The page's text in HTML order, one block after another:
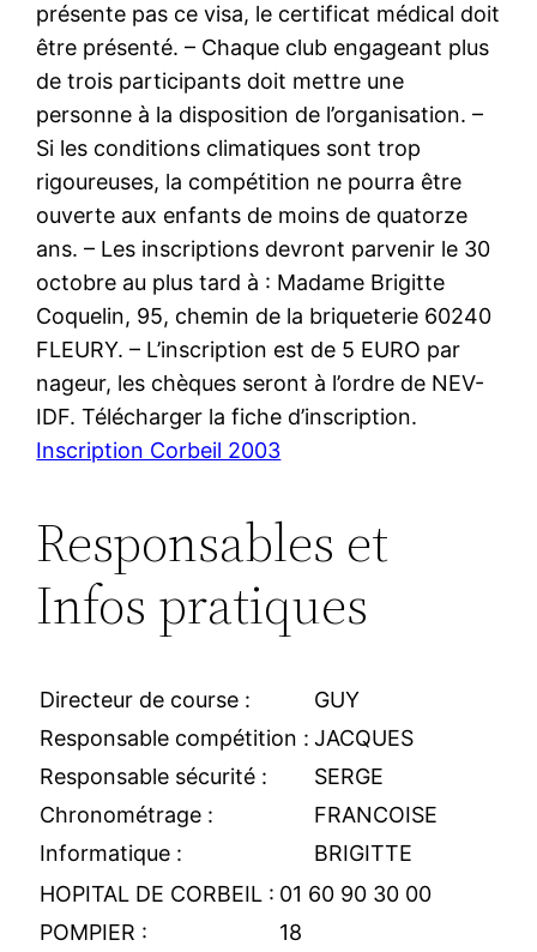
présente pas ce visa, le certificat médical doit
être présenté. – Chaque club engageant plus
de trois participants doit mettre une
personne à la disposition de l’organisation. –
Si les conditions climatiques sont trop
rigoureuses, la compétition ne pourra être
ouverte aux enfants de moins de quatorze
ans. – Les inscriptions devront parvenir le 30
octobre au plus tard à : Madame Brigitte
Coquelin, 95, chemin de la briqueterie 60240
FLEURY. – L’inscription est de 5 EURO par
nageur, les chèques seront à l’ordre de NEV-
IDF. Télécharger la fiche d’inscription.
Inscription Corbeil 2003
Responsables et
Infos pratiques
Directeur de course :
GUY
Responsable compétition : JACQUES
Responsable sécurité :
SERGE
Chronométrage :
FRANCOISE
Informatique :
BRIGITTE
HOPITAL DE CORBEIL : 01 60 90 30 00
POMPIER :
18